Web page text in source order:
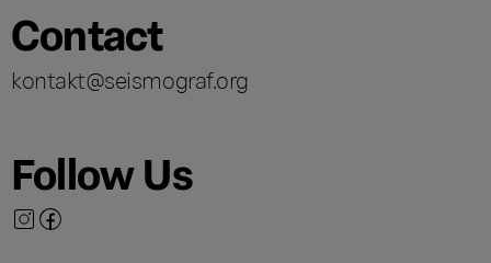
Contact
kontakt@seismograf.org
Follow Us